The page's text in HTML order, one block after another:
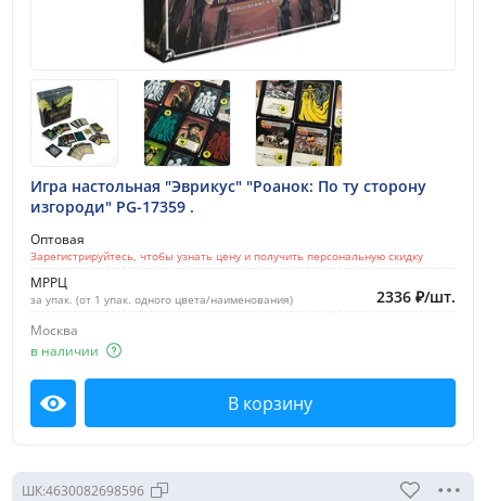
Игра настольная "Эврикус" "Роанок: По ту сторону
изгороди" PG-17359 .
Оптовая
Зарегистрируйтесь, чтобы узнать цену и получить персональную скидку
МРРЦ
за упак. (от 1 упак. одного цвета/наименования) 2336 ₽/шт.
Москва
в наличии
Посмотреть В корзину
ШК:4630082698596